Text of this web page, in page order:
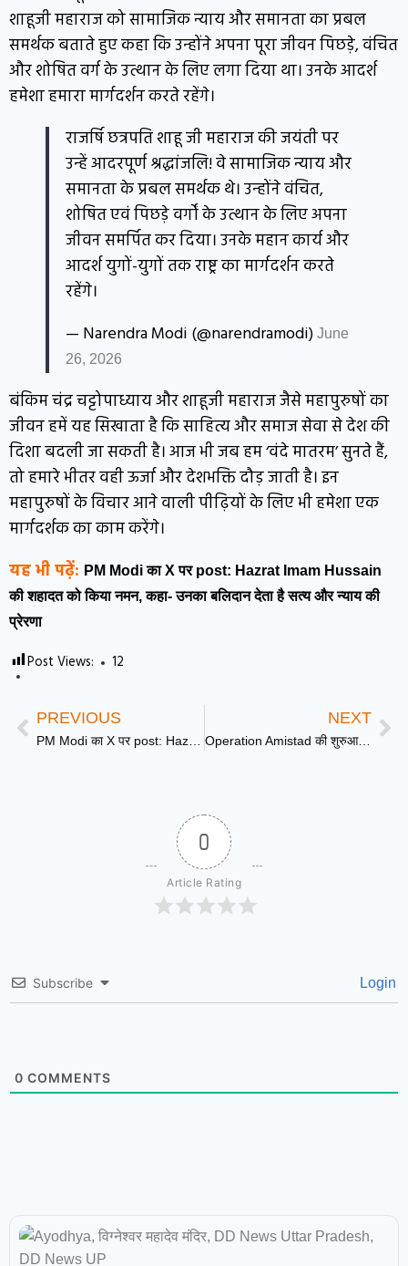
शाहूजी महाराज को सामाजिक न्याय और समानता का प्रबल
समर्थक बताते हुए कहा कि उन्होंने अपना पूरा जीवन पिछड़े, वंचित
और शोषित वर्ग के उत्थान के लिए लगा दिया था। उनके आदर्श
हमेशा हमारा मार्गदर्शन करते रहेंगे।
राजर्षि छत्रपति शाहू जी महाराज की जयंती पर
उन्हें आदरपूर्ण श्रद्धांजलि! वे सामाजिक न्याय और
समानता के प्रबल समर्थक थे। उन्होंने वंचित,
शोषित एवं पिछड़े वर्गों के उत्थान के लिए अपना
जीवन समर्पित कर दिया। उनके महान कार्य और
आदर्श युगों-युगों तक राष्ट्र का मार्गदर्शन करते
रहेंगे।
— Narendra Modi (@narendramodi) June
26, 2026
बंकिम चंद्र चट्टोपाध्याय और शाहूजी महाराज जैसे महापुरुषों का
जीवन हमें यह सिखाता है कि साहित्य और समाज सेवा से देश की
दिशा बदली जा सकती है। आज भी जब हम ‘वंदे मातरम’ सुनते हैं,
तो हमारे भीतर वही ऊर्जा और देशभक्ति दौड़ जाती है। इन
महापुरुषों के विचार आने वाली पीढ़ियों के लिए भी हमेशा एक
मार्गदर्शक का काम करेंगे।
यह भी पढ़ें: PM Modi का X पर post: Hazrat Imam Hussain
की शहादत को किया नमन, कहा- उनका बलिदान देता है सत्य और न्याय की
प्रेरणा
Post Views: 12
PREVIOUS NEXT
Operation Amistad की शुरुआत: भूकंप प्रभावित Venezuela की मदद के लिए आगे आया भारत, भेजी मेडिकल टीम और राहत सामग्री
0
Article Rating
Subscribe Login
0 COMMENTS